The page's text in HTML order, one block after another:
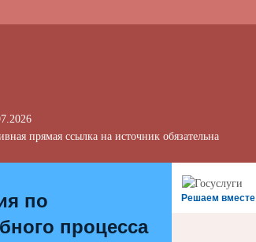
прямая ссылка на источник обязательна
Решаем вместе
по
процесса